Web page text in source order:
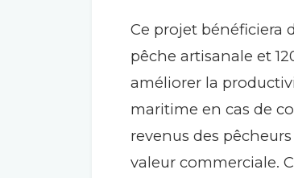
Ce projet bénéficiera
pêche artisanale et
améliorer la
maritime en cas de
revenus des
valeur commerciale.